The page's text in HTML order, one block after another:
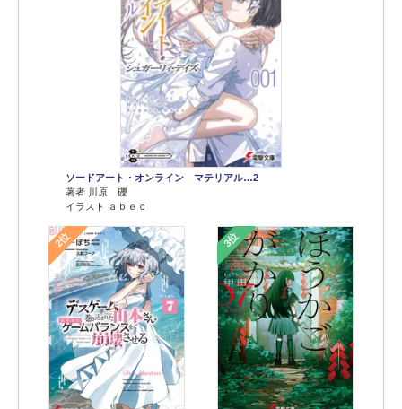
ソードアート・オンライン マテリアル…2
著者 川原 礫
イラスト ａｂｅｃ
2位 3位